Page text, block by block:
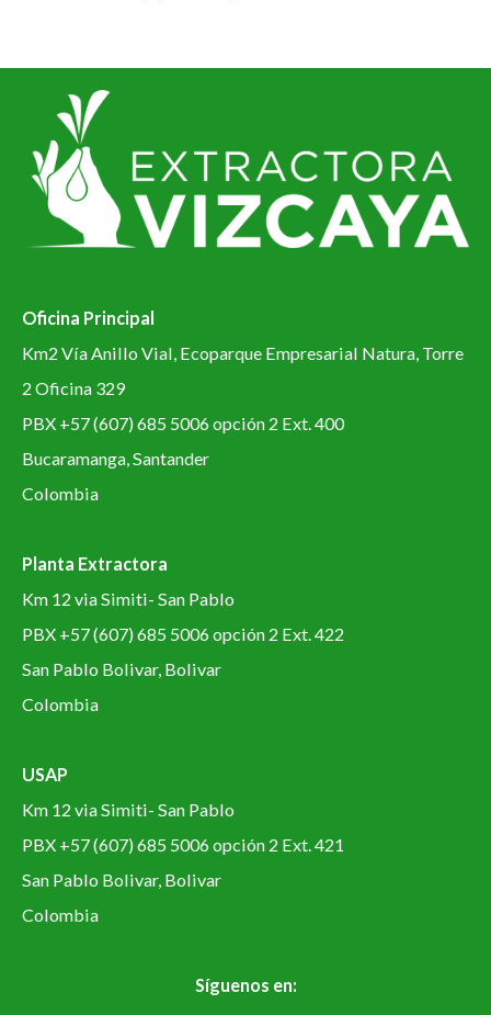
Oficina Principal
Km2 Vía Anillo Vial, Ecoparque Empresarial Natura, Torre
2 Oficina 329
PBX +57 (607) 685 5006 opción 2 Ext. 400
Bucaramanga, Santander
Colombia
Planta Extractora
Km 12 via Simiti- San Pablo
PBX +57 (607) 685 5006 opción 2 Ext. 422
San Pablo Bolivar, Bolivar
Colombia
USAP
Km 12 via Simiti- San Pablo
PBX +57 (607) 685 5006 opción 2 Ext. 421
San Pablo Bolivar, Bolivar
Colombia
Síguenos en: